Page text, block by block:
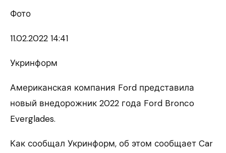
Фото
11.02.2022 14:41
Укринформ
Американская компания Ford представила
новый внедорожник 2022 года Ford Bronco
Everglades.
Как сообщал Укринформ, об этом сообщает Car